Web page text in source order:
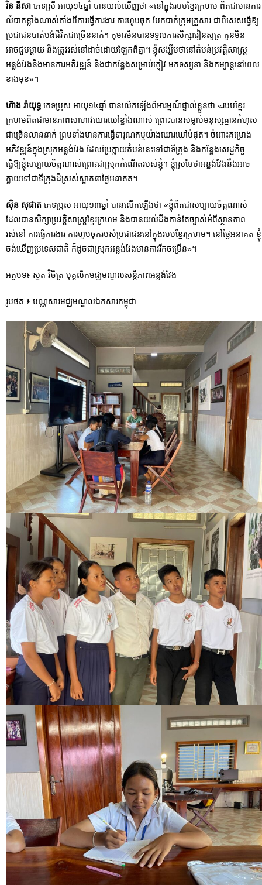
រិន នីសា ភេទស្រី អាយុ១៤ឆ្នាំ បានយល់ឃើញថា «នៅក្នុងរបបខ្មែរក្រហម ពិតជាមានការ
លំបាកខ្លាំងណាស់តាំងពីការធ្វើការងារ ការហូបចុក បែកបាក់ក្រុមគ្រួសារ ជាពិសេសធ្វើឱ្យ
ប្រជាជនបាត់បង់ជីវិតជាច្រើននាក់។ កុមារមិនបានទទួលការសិក្សារៀនសូត្រ កូនមិន
អាចជួបម្ដាយ និងត្រូវរស់នៅដាច់ដោយឡែកពីគ្នា។ ខ្ញុំសង្ឃឹមថានៅតំបន់ប្រវត្តិសាស្រ្ត
អន្លង់វែងនឹងមានការអភិវឌ្ឍន៍ និងជាកន្លែងសម្រាប់ភ្ញៀវ មកទស្សនា និងកម្សាន្តនៅពេល
ខាងមុខ»។
ហ៊ាង រ៉ាយុទ្ធ ភេទប្រុស អាយុ១៤ឆ្នាំ បានលើកឡើងពីអារម្មណ៍ផ្ទាល់ខ្លួនថា «របបខ្មែរ
ក្រហមពិតជាមានភាពសាហាវឃោរឃៅខ្លាំងណាស់ ព្រោះបានសម្លាប់មនុស្សគ្មានកំហុស
ជាច្រើនលាននាក់ ព្រមទាំងមានការធ្វើទារុណកម្មយ៉ាងឃោរឃៅបំផុត។ ចំពោះគម្រោង
អភិវឌ្ឍន៍ក្នុងស្រុកអន្លង់វែង ដែលប្រែក្លាយតំបន់នេះទៅជាទីក្រុង និងកន្លែងសេដ្ឋកិច្ច
ធ្វើឱ្យខ្ញុំសប្បាយចិត្តណាស់ព្រោះជាស្រុកកំណើតរបស់ខ្ញុំ។ ខ្ញុំស្រមៃថាអន្លង់វែងនឹងអាច
ក្លាយទៅជាទីក្រុងដ៏ស្រស់ស្អាតនាថ្ងៃអនាគត។
ស៊ិន សុផាត ភេទប្រុស អាយុ១៣ឆ្នាំ បានលើកឡើងថា «ខ្ញុំពិតជាសប្បាយចិត្តណាស់
ដែលបានសិក្សាប្រវត្តិសាស្រ្តខ្មែរក្រហម និងបានយល់ដឹងកាន់តែច្បាស់អំពីស្ថានភាព
រស់នៅ ការធ្វើការងារ ការហូបចុករបស់ប្រជាជននៅក្នុងរបបខ្មែរក្រហម។ នៅថ្ងៃអនាគត ខ្ញុំ
ចង់ឃើញប្រទេសជាតិ ក៏ដូចជាស្រុកអន្លង់វែងមានការរីកចម្រើន»។
អត្ថបទ៖ សួត វិចិត្រ បុគ្គលិកមជ្ឈមណ្ឌលសន្តិភាពអន្លង់វែង
រូបថត ៖ បណ្ណសារមជ្ឈមណ្ឌលឯកសារកម្ពុជា